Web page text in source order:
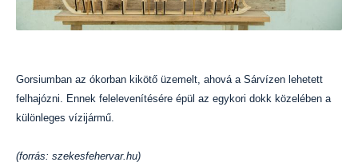
Gorsiumban az ókorban kikötő üzemelt, ahová a Sárvízen lehetett
felhajózni. Ennek felelevenítésére épül az egykori dokk közelében a
különleges vízijármű.
(forrás: szekesfehervar.hu)